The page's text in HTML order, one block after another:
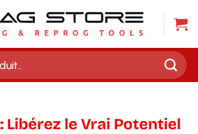
Libérez le Vrai Potentiel